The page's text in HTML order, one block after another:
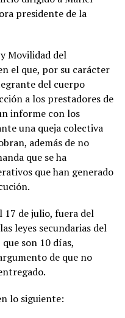
presidente de la
Movilidad del
el que, por su carácter
del cuerpo
a los prestadores de
informe con los
una queja colectiva
además de no
que se ha
que han generado
17 de julio, fuera del
leyes secundarias del
son 10 días,
de que no
lo siguiente: